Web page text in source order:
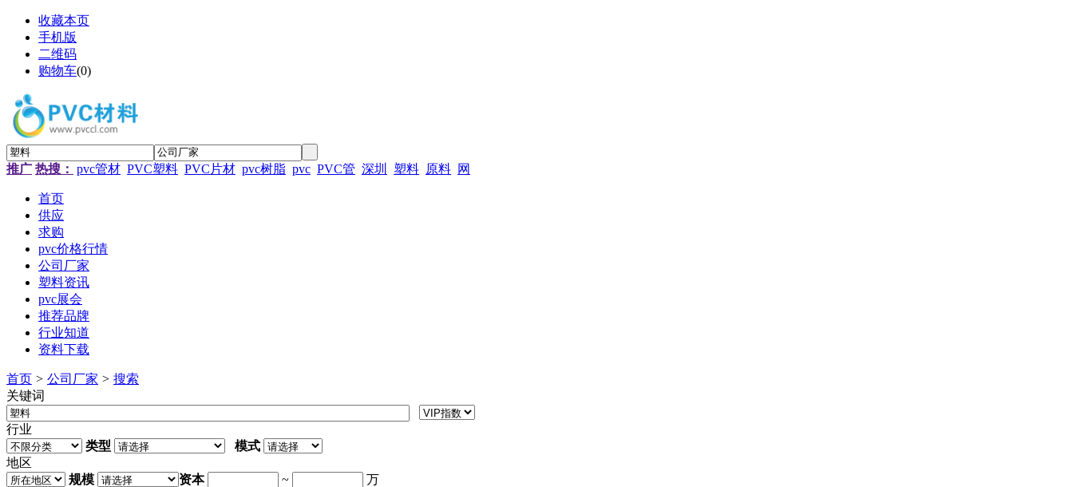
收藏本页
手机版
二维码
购物车(0)
推广 热搜： pvc管材 PVC塑料 PVC片材 pvc树脂 pvc PVC管 深圳 塑料 原料 网
首页
供应
求购
pvc价格行情
公司厂家
塑料资讯
pvc展会
推荐品牌
行业知道
资料下载
首页 > 公司厂家 > 搜索
关键词
行业
类型
模式
地区
规模
资本 ~ 万